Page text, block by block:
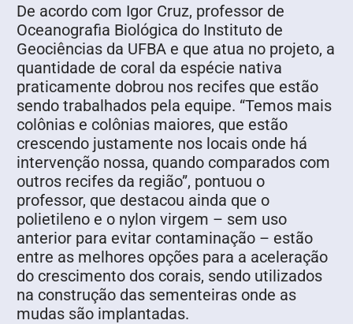
De acordo com Igor Cruz, professor de
Oceanografia Biológica do Instituto de
Geociências da UFBA e que atua no projeto, a
quantidade de coral da espécie nativa
praticamente dobrou nos recifes que estão
sendo trabalhados pela equipe. “Temos mais
colônias e colônias maiores, que estão
crescendo justamente nos locais onde há
intervenção nossa, quando comparados com
outros recifes da região”, pontuou o
professor, que destacou ainda que o
polietileno e o nylon virgem – sem uso
anterior para evitar contaminação – estão
entre as melhores opções para a aceleração
do crescimento dos corais, sendo utilizados
na construção das sementeiras onde as
mudas são implantadas.